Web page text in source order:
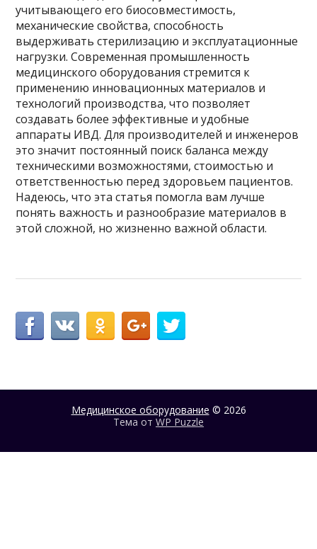
учитывающего его биосовместимость,
механические свойства, способность
выдерживать стерилизацию и эксплуатационные
нагрузки. Современная промышленность
медицинского оборудования стремится к
применению инновационных материалов и
технологий производства, что позволяет
создавать более эффективные и удобные
аппараты ИВД. Для производителей и инженеров
это значит постоянный поиск баланса между
техническими возможностями, стоимостью и
ответственностью перед здоровьем пациентов.
Надеюсь, что эта статья помогла вам лучше
понять важность и разнообразие материалов в
этой сложной, но жизненно важной области.
Медицинское оборудование © 2026
Тема от WP Puzzle